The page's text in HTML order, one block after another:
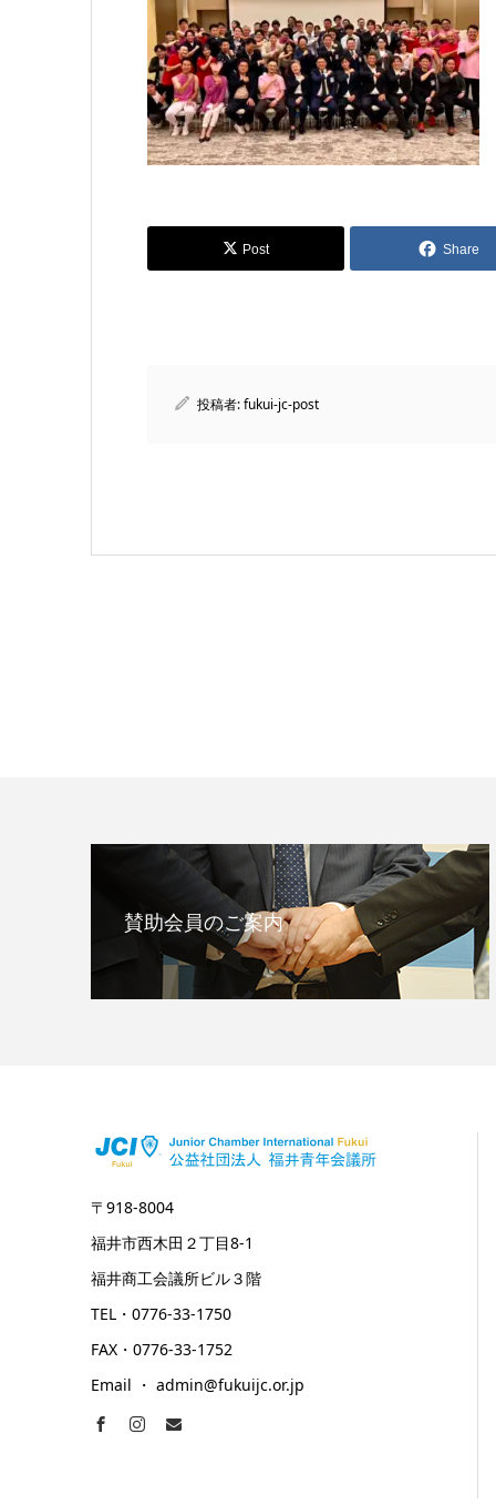
Post Share
投稿者:fukui-jc-post
賛助会員のご案内
〒918-8004
福井市西木田２丁目8-1
福井商工会議所ビル３階
TEL・0776-33-1750
FAX・0776-33-1752
Email ・ admin@fukuijc.or.jp